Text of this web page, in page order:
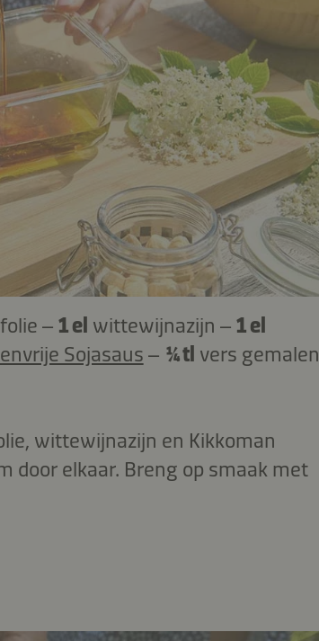
– 1 el wittewijnazijn – 1 el
Sojasaus – ¼ tl vers gemalen
wittewijnazijn en Kikkoman
door elkaar. Breng op smaak met